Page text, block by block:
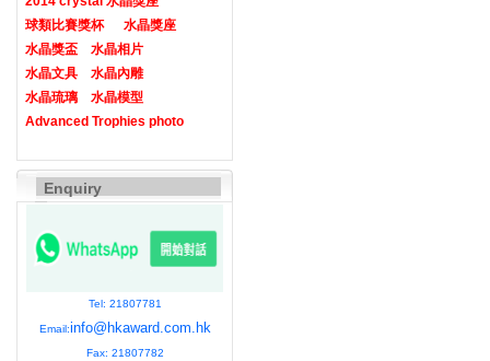
球類比賽獎杯
水晶獎座
水晶獎盃
水晶相片
水晶文具
水晶內雕
水晶琉璃
水晶模型
Advanced Trophies photo
Enquiry
Tel: 21807781
Email:info@hkaward.com.hk
Fax: 21807782